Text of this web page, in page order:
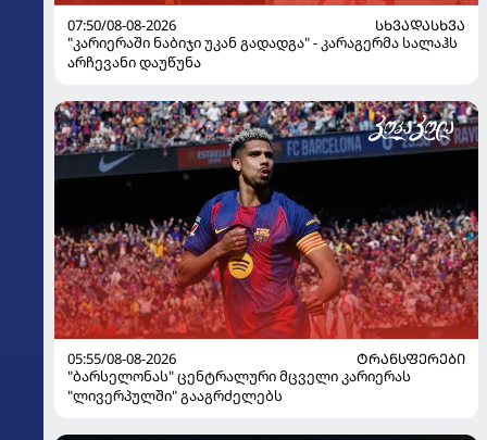
07:50/08-08-2026
ᲡᲮᲕᲐᲓᲐᲡᲮᲕᲐ
"კარიერაში ნაბიჯი უკან გადადგა" - კარაგერმა სალაჰს
არჩევანი დაუწუნა
05:55/08-08-2026
ᲢᲠᲐᲜᲡᲤᲔᲠᲔᲑᲘ
"ბარსელონას" ცენტრალური მცველი კარიერას
"ლივერპულში" გააგრძელებს